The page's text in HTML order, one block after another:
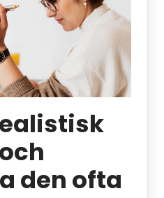
den ofta